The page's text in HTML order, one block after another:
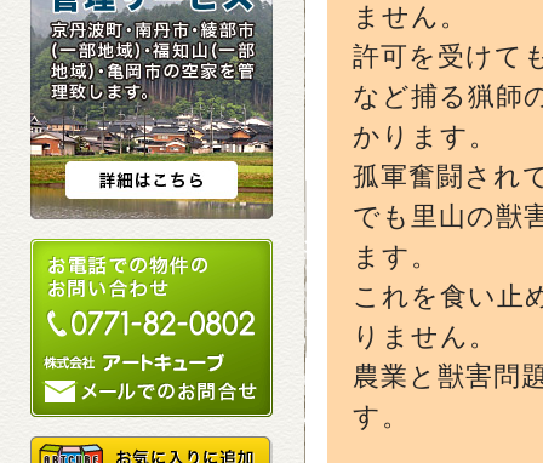
ません。
許可を受けて
など捕る猟師
かります。
孤軍奮闘され
でも里山の獣
ます。
これを食い止
りません。
農業と獣害問
す。